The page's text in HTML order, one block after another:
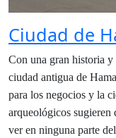
Ciudad de
Con una gran historia y
ciudad antigua de
para los negocios y la
arqueológicos sugieren
ver en ninguna parte